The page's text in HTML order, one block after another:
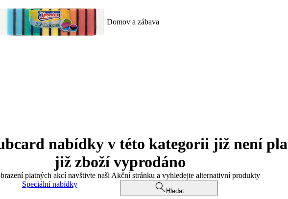
Domov a zábava
nabídky v této kategorii již není
již zboží vyprodáno
platných akcí navštivte naši Akční stránku a vyhledejte alternativní produkty
Speciální nabídky
Hledat